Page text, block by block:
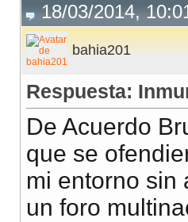
18/03/2014,
bahia201
Respuesta:
De Acuerdo
que se
mi entorno sin
un foro